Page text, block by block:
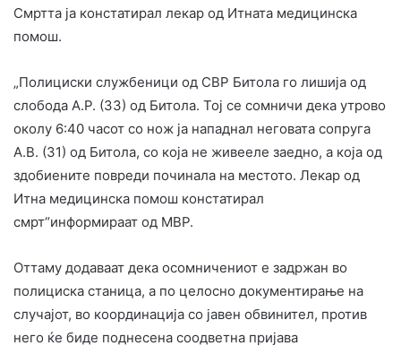
Смртта ја констатирал лекар од Итната медицинска
помош.
„Полициски службеници од СВР Битола го лишија од
слобода А.Р. (33) од Битола. Тој се сомничи дека утрово
околу 6:40 часот со нож ја нападнал неговата сопруга
А.В. (31) од Битола, со која не живееле заедно, а која од
здобиените повреди починала на местото. Лекар од
Итна медицинска помош констатирал
смрт“информираат од МВР.
Оттаму додаваат дека осомничениот е задржан во
полициска станица, а по целосно документирање на
случајот, во координација со јавен обвинител, против
него ќе биде поднесена соодветна пријава